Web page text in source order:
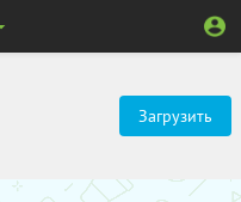
Загрузить